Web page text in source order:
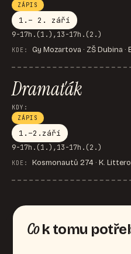
ZÁPIS
1.– 2. září
9-17h.(1.),13-17h.(2.)
KDE: Gy Mozartova · ZŠ Dubina
Dramaťák
KDY:
ZÁPIS
1.–2.září
9-17h.(1.),13-17h.(2.)
KDE: Kosmonautů 274 · K.
Cok tomu